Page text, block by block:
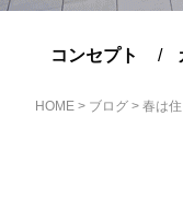
コンセプト
HOME > ブログ > 春は